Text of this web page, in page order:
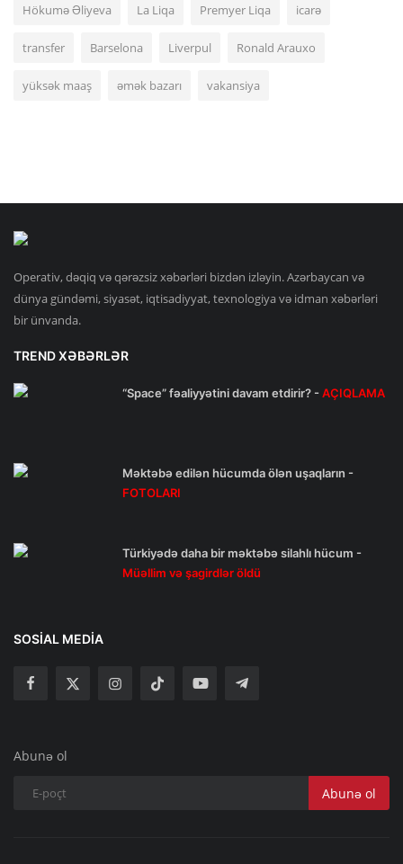
Hökumə Əliyeva La Liqa Premyer Liqa icarə
transfer Barselona Liverpul Ronald Arauxo
yüksək maaş əmək bazarı vakansiya
Operativ, dəqiq və qərəzsiz xəbərləri bizdən izləyin. Azərbaycan və
dünya gündəmi, siyasət, iqtisadiyyat, texnologiya və idman xəbərləri
bir ünvanda.
TREND XƏBƏRLƏR
“Space” fəaliyyətini davam etdirir? -AÇIQLAMA
Məktəbə edilən hücumda ölən uşaqların -
FOTOLARI
Türkiyədə daha bir məktəbə silahlı hücum -
Müəllim və şagirdlər öldü
SOSIAL MEDIA
Abunə ol
Abunə ol